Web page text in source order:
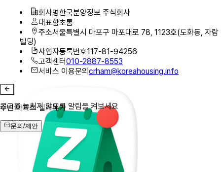
회사명한국분양정보 주식회사
대표함초롬
주소서울특별시 마포구 마포대로 78, 1123호(도화동, 자람
빌딩)
사업자등록번호117-81-94256
고객센터010-2887-8553
서비스 이용문의 crham@koreahousing.info
공고를 놓치지 않도록 알림을 켜보세요
알림켜기
주변 아파트 실거래가
문의/제안